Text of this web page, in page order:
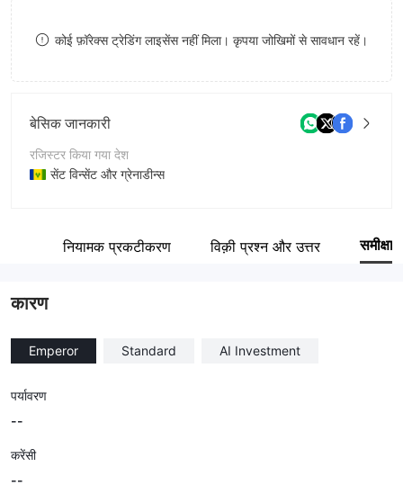
8 कोई फ़ॉरेक्स ट्रेडिंग लाइसेंस नहीं मिला। कृपया जोखिमों से सावधान रहें।
बेसिक जानकारी
रजिस्टर किया गया देश
सेंट विन्सेंट और ग्रेनाडीन्स
कंपनी का नामनियामक प्रकटीकरण विक़ी प्रश्न और उत्तर समीक्षा
कारण
Emperor Standard AI Investment
पर्यावरण
--
करेंसी
--